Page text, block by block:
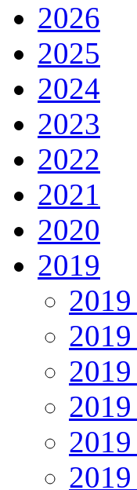
2026
2025
2024
2023
2022
2021
2020
2019